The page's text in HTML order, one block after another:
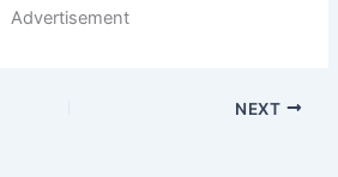
Advertisement
NEXT